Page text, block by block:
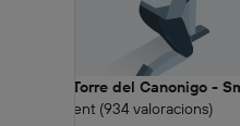
Hotel La Torre del Canonigo -
9.3 Excel·lent (934 valoracions)